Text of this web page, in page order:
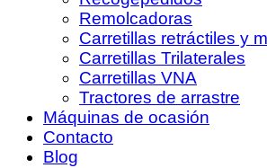
Remolcadoras
Carretillas retráctiles y
Carretillas Trilaterales
Carretillas VNA
Tractores de arrastre
Máquinas de ocasión
Contacto
Blog